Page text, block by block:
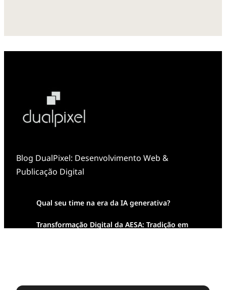
Blog DualPixel: Desenvolvimento Web &
Publicação Digital
Qual seu time na era da IA generativa?
Transformação Digital da AESA: Tradição em